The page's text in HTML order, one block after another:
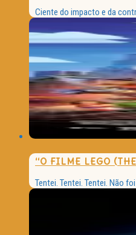
Ciente do impacto e da
“O FILME LEGO
Tentei. Tentei. Tentei. Não